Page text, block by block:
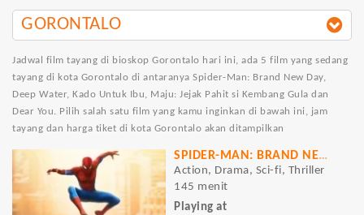
GORONTALO
Jadwal film tayang di bioskop Gorontalo hari ini, ada 5 film yang sedang
tayang di kota Gorontalo di antaranya Spider-Man: Brand New Day,
Deep Water, Kado Untuk Ibu, Maju: Jejak Pahit si Kembang Gula dan
Dear You. Pilih salah satu film yang kamu inginkan di bawah ini, jam
tayang dan harga tiket di kota Gorontalo akan ditampilkan
SPIDER-MAN: BRAND NEW DAY
Action, Drama, Sci-fi, Thriller
145 menit
Playing at